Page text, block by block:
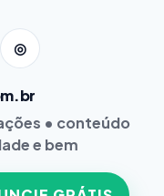
◎
• conteúdo
e bem